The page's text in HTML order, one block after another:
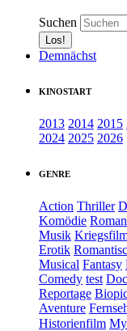
Suchen
Demnächst
KINOSTART
2013 2014 2015
2024 2025 2026
GENRE
Action Thriller
Komödie
Musik
Erotik
Musical Fantasy
Comedy test
Reportage
Aventure
Historienfilm